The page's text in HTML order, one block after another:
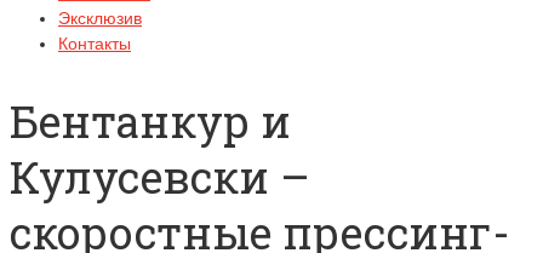
Эксклюзив
Контакты
Бентанкур и
Кулусевски –
скоростные прессинг-